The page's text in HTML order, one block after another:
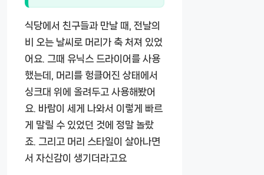
식당에서 친구들과 만날 때, 전날의
비 오는 날씨로 머리가 축 처져 있었
어요. 그때 유닉스 드라이어를 사용
했는데, 머리를 헝클어진 상태에서
싱크대 위에 올려두고 사용해봤어
요. 바람이 세게 나와서 이렇게 빠르
게 말릴 수 있었던 것에 정말 놀랐
죠. 그리고 머리 스타일이 살아나면
서 자신감이 생기더라고요